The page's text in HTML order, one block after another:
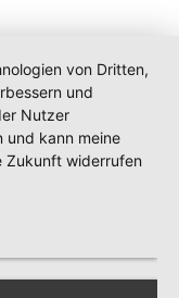
von Dritten,
und
Nutzer
und kann meine
Zukunft widerrufen